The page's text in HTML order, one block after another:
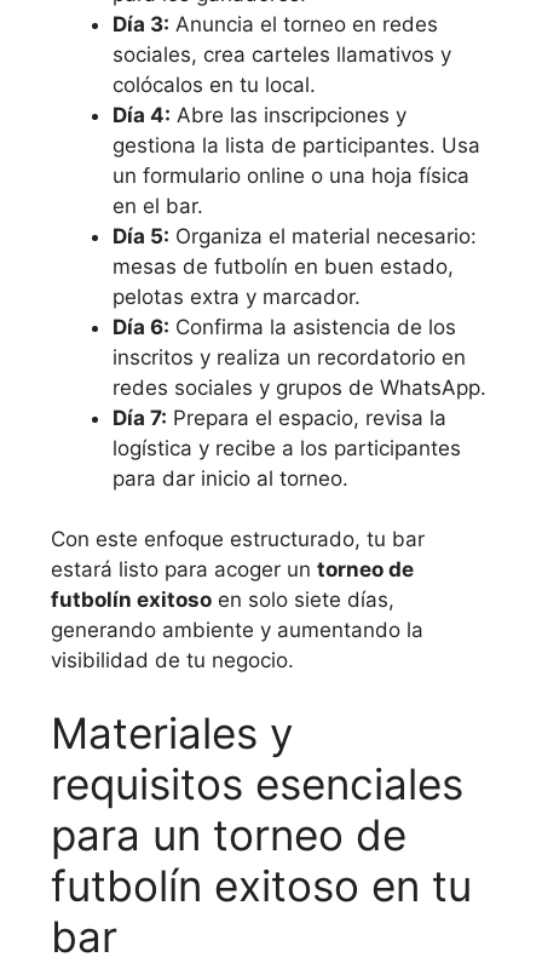
Día 3: Anuncia el torneo en redes
sociales, crea carteles llamativos y
colócalos en tu local.
Día 4: Abre las inscripciones y
gestiona la lista de participantes. Usa
un formulario online o una hoja física
en el bar.
Día 5: Organiza el material necesario:
mesas de futbolín en buen estado,
pelotas extra y marcador.
Día 6: Confirma la asistencia de los
inscritos y realiza un recordatorio en
redes sociales y grupos de WhatsApp.
Día 7: Prepara el espacio, revisa la
logística y recibe a los participantes
para dar inicio al torneo.
Con este enfoque estructurado, tu bar
estará listo para acoger untorneo de
futbolín exitoso en solo siete días,
generando ambiente y aumentando la
visibilidad de tu negocio.
Materiales y
requisitos esenciales
para un torneo de
futbolín exitoso en tu
bar